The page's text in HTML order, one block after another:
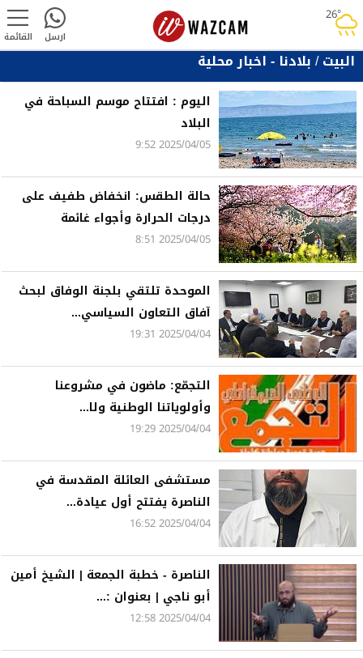
26°rainy القائمة ارسل
البيت/بلادنا - اخبار محلية
اليوم : افتتاح موسم السباحة في
البلاد
2025/04/05 9:52
حالة الطقس: انخفاض طفيف على
درجات الحرارة وأجواء غائمة
2025/04/05 8:51
الموحدة تلتقي بلجنة الوفاق لبحث
آفاق التعاون السياسي...
2025/04/04 19:31
التجمّع: ماضون في مشروعنا
وأولوياتنا الوطنية ولا...
2025/04/04 19:29
مستشفى العائلة المقدسة في
الناصرة يفتتح أول عيادة...
2025/04/04 16:52
الناصرة - خطبة الجمعة | الشيخ أمين
أبو ناجي | بعنوان :...
2025/04/04 12:58